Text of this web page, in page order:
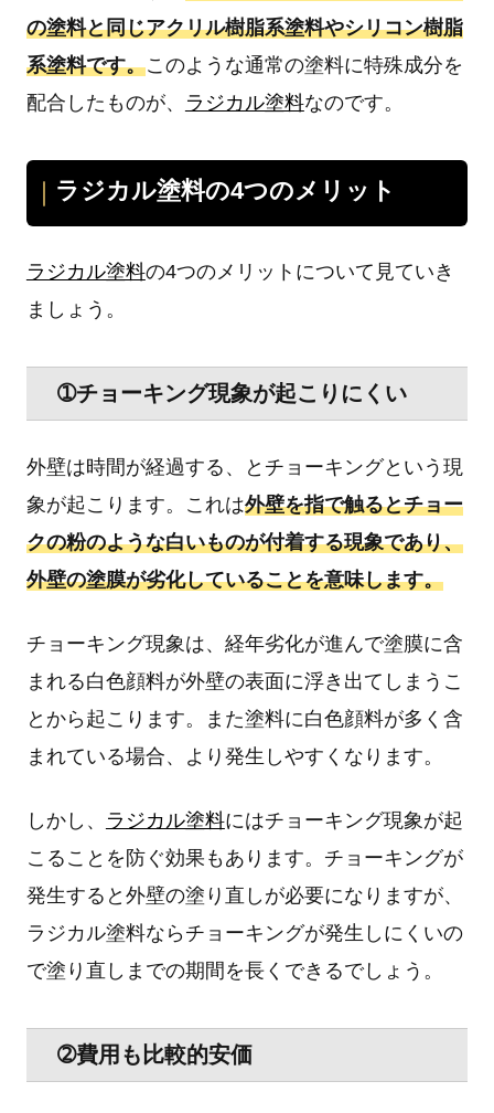
の塗料と同じアクリル樹脂系塗料やシリコン樹脂
系塗料です。このような通常の塗料に特殊成分を
配合したものが、
ラジカル塗料なのです。
ラジカル塗料の4つのメリット
ラジカル塗料の4つのメリットについて見ていき
ましょう。
➀チョーキング現象が起こりにくい
外壁は時間が経過する、とチョーキングという現
象が起こります。これは外壁を指で触るとチョー
クの粉のような白いものが付着する現象であり、
外壁の塗膜が劣化していることを意味します。
チョーキング現象は、経年劣化が進んで塗膜に含
まれる白色顔料が外壁の表面に浮き出てしまうこ
とから起こります。また塗料に白色顔料が多く含
まれている場合、より発生しやすくなります。
しかし、 ラジカル塗料にはチョーキング現象が起
こることを防ぐ効果もあります。チョーキングが
発生すると外壁の塗り直しが必要になりますが、
ラジカル塗料ならチョーキングが発生しにくいの
で塗り直しまでの期間を長くできるでしょう。
➁費用も比較的安価